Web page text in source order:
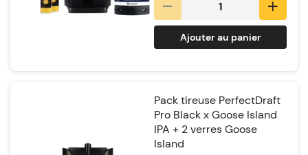
Ajouter au panier
Pack tireuse PerfectDraft
Pro Black x Goose Island
IPA + 2 verres Goose
Island